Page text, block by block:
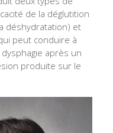
de la déglutition
déshydratation) et
peut conduire à
après un
produite sur le